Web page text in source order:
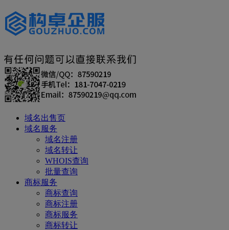
域名出售页
域名服务
域名注册
域名转让
WHOIS查询
批量查询
商标服务
商标查询
商标注册
商标服务
商标转让